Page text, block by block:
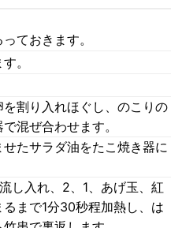
ておきます。
。
割り入れほぐし、のこりの
混ぜ合わせます。
たサラダ油をたこ焼き器に
し入れ、2、1、あげ玉、紅
まで1分30秒程加熱し、は